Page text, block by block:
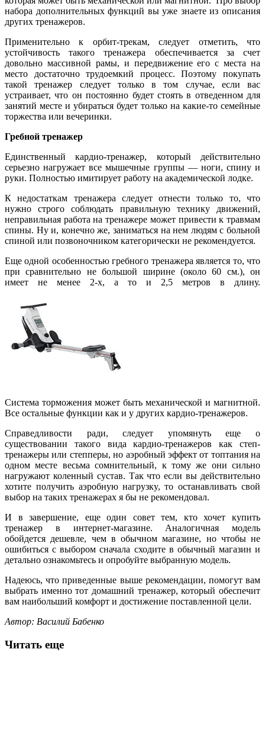
набора дополнительных функций вы уже знаете из описания
других тренажеров.
Применительно к орбит-трекам, следует отметить, что
устойчивость такого тренажера обеспечивается за счет
довольно массивной рамы, и передвижение его с места на
место достаточно трудоемкий процесс. Поэтому покупать
такой тренажер следует только в том случае, если вас
устраивает, что он постоянно будет стоять в отведенном для
занятий месте и убираться будет только на какие-то семейные
торжества или вечеринки.
Гребной тренажер
Единственный кардио-тренажер, который действительно
серьезно нагружает все мышечные группы — ноги, спину и
руки. Полностью имитирует работу на академической лодке.
К недостаткам тренажера следует отнести только то, что
нужно строго соблюдать правильную технику движений,
неправильная работа на тренажере может привести к травмам
спины. Ну и, конечно же, заниматься на нем людям с больной
спиной или позвоночником категорически не рекомендуется.
Еще одной особенностью гребного тренажера является то, что
при сравнительно не большой ширине (около 60 см.), он
имеет не менее 2-х, а то и 2,5 метров в длину.
Система торможения может быть механической и магнитной.
Все остальные функции как и у других кардио-тренажеров.
Справедливости ради, следует упомянуть еще о
существовании такого вида кардио-тренажеров как степ-
тренажеры или степперы, но аэробный эффект от топтания на
одном месте весьма сомнительный, к тому же они сильно
нагружают коленный сустав. Так что если вы действительно
хотите получить аэробную нагрузку, то останавливать свой
выбор на таких тренажерах я бы не рекомендовал.
И в завершение, еще один совет тем, кто хочет купить
тренажер в интернет-магазине. Аналогичная модель
обойдется дешевле, чем в обычном магазине, но чтобы не
ошибиться с выбором сначала сходите в обычный магазин и
детально ознакомьтесь и опробуйте выбранную модель.
Надеюсь, что приведенные выше рекомендации, помогут вам
выбрать именно тот домашний тренажер, который обеспечит
вам наибольший комфорт и достижение поставленной цели.
Автор: Василий Бабенко
Читать еще